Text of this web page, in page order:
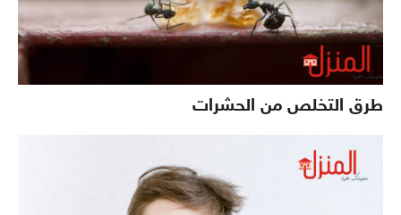
طرق التخلص من الحشرات